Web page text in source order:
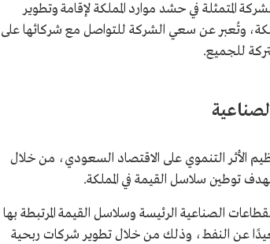
المتمثلة في حشد موارد المملكة لإقامة وتطوير
وتُعبر عن سعي الشركة للتواصل مع شركائها على
للجميع.
الأثر التنموي على الاقتصاد السعودي، من خلال
توطين سلاسل القيمة في المملكة.
الصناعية الرئيسة وسلاسل القيمة المرتبطة بها
عن النفط، وذلك من خلال تطوير شركات ربحية